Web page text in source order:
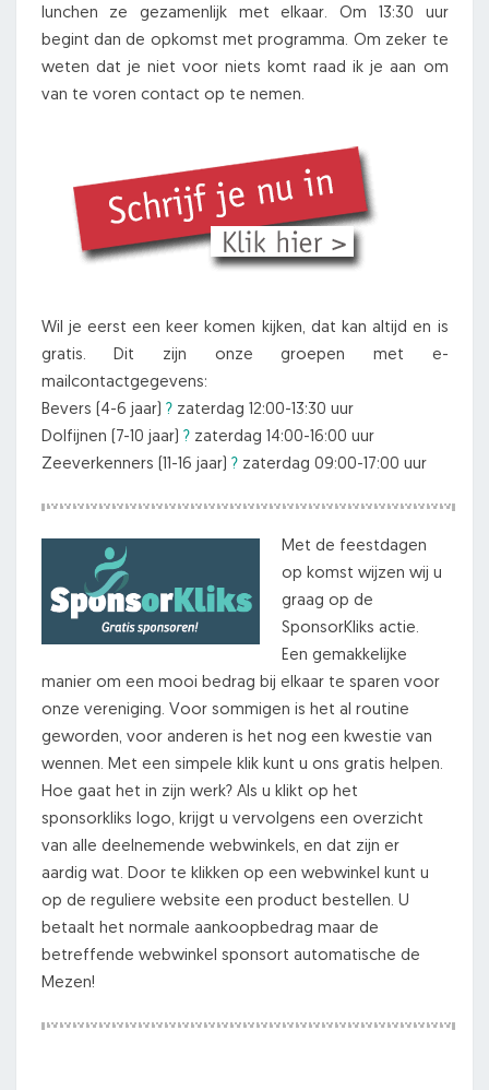
lunchen ze gezamenlijk met elkaar. Om 13:30 uur
begint dan de opkomst met programma. Om zeker te
weten dat je niet voor niets komt raad ik je aan om
van te voren contact op te nemen.
Wil je eerst een keer komen kijken, dat kan altijd en is
gratis. Dit zijn onze groepen met e-
mailcontactgegevens:
Bevers (4-6 jaar) ?zaterdag 12:00-13:30 uur
Dolfijnen (7-10 jaar) ?zaterdag 14:00-16:00 uur
Zeeverkenners (11-16 jaar) ?zaterdag 09:00-17:00 uur
Met de feestdagen
op komst wijzen wij u
graag op de
SponsorKliks actie.
Een gemakkelijke
manier om een mooi bedrag bij elkaar te sparen voor
onze vereniging. Voor sommigen is het al routine
geworden, voor anderen is het nog een kwestie van
wennen. Met een simpele klik kunt u ons gratis helpen.
Hoe gaat het in zijn werk? Als u klikt op het
sponsorkliks logo, krijgt u vervolgens een overzicht
van alle deelnemende webwinkels, en dat zijn er
aardig wat. Door te klikken op een webwinkel kunt u
op de reguliere website een product bestellen. U
betaalt het normale aankoopbedrag maar de
betreffende webwinkel sponsort automatische de
Mezen!